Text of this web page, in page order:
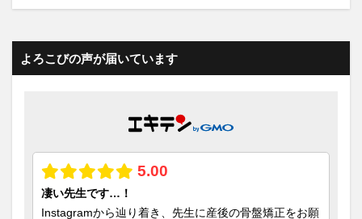
よろこびの声が届いています